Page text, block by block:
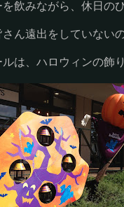
飲みながら、休日の
ん遠出をしていない
は、ハロウィンの飾